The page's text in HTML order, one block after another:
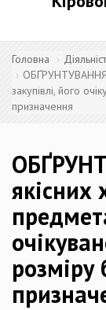
Головна
ОБҐРУНТУВАННЯ
закупівлі, його
призначення
якісних